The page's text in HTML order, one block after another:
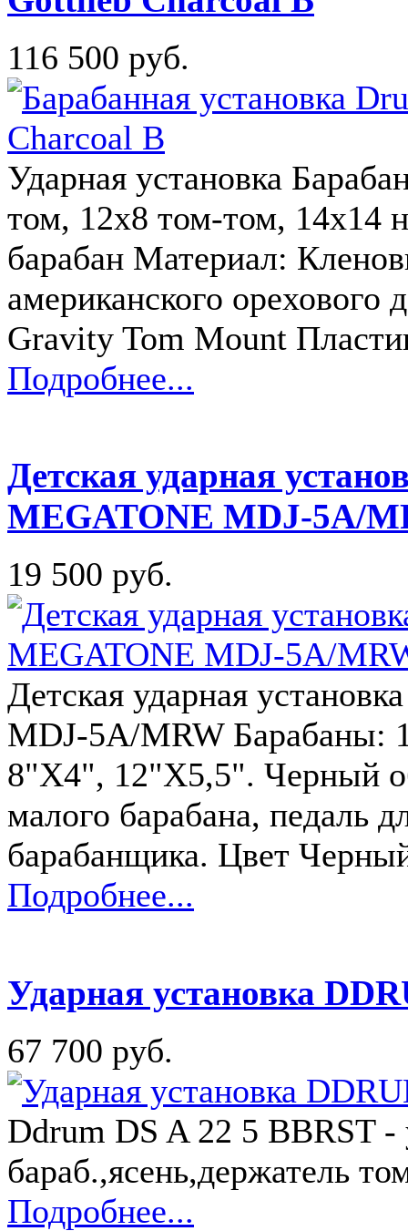
116 500 руб.
Ударная установка
том, 12x8 том-том, 14x14
барабан Материал:
американского орехового
Gravity Tom Mount
Подробнее...
Детская ударная
MEGATONE MDJ-5A/
19 500 руб.
Детская ударная
MDJ-5A/MRW Барабаны:
8"X4", 12"X5,5". Черный
малого барабана, педаль
барабанщика. Цвет
Подробнее...
Ударная установка
67 700 руб.
Ddrum DS A 22 5 BBRST -
бараб.,ясень,держатель
Подробнее...